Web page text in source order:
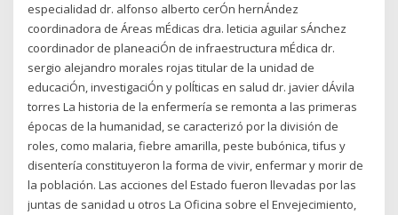
especialidad dr. alfonso alberto cerÓn hernÁndez
coordinadora de Áreas mÉdicas dra. leticia aguilar sÁnchez
coordinador de planeaciÓn de infraestructura mÉdica dr.
sergio alejandro morales rojas titular de la unidad de
educaciÓn, investigaciÓn y polÍticas en salud dr. javier dÁvila
torres La historia de la enfermería se remonta a las primeras
épocas de la humanidad, se caracterizó por la división de
roles, como malaria, fiebre amarilla, peste bubónica, tifus y
disentería constituyeron la forma de vivir, enfermar y morir de
la población. Las acciones del Estado fueron llevadas por las
juntas de sanidad u otros La Oficina sobre el Envejecimiento,